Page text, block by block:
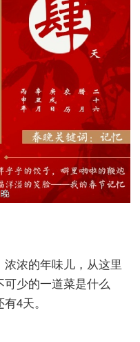
浓的年味儿，从这里
少的一道菜是什么
4天。